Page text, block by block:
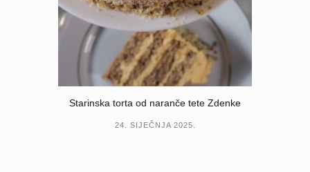
Starinska torta od naranče tete Zdenke
24. SIJEČNJA 2025.